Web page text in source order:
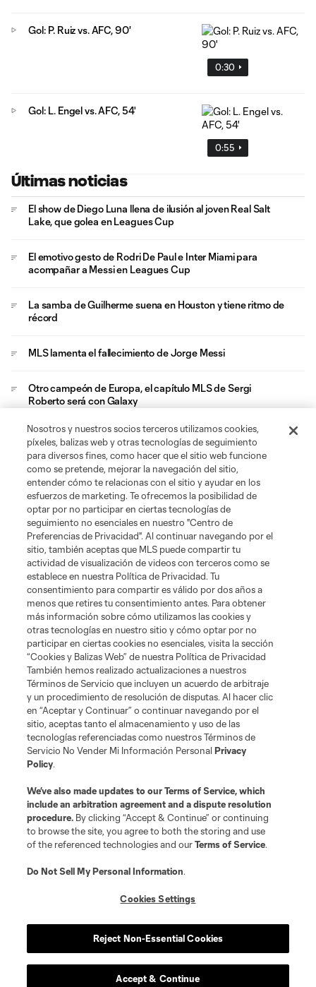
0:30
Gol: P. Ruiz vs. AFC, 90'
0:55
Gol: L. Engel vs. AFC, 54'
Últimas noticias
El show de Diego Luna llena de ilusión al joven Real Salt
Lake, que golea en Leagues Cup
El emotivo gesto de Rodri De Paul e Inter Miami para
acompañar a Messi en Leagues Cup
La samba de Guilherme suena en Houston y tiene ritmo de
récord
MLS lamenta el fallecimiento de Jorge Messi
Otro campeón de Europa, el capítulo MLS de Sergi
Roberto será con Galaxy
Ganar no basta y MLS aventaja a Liga MX en Leagues Cup
con goles
Acerca de MLS
Social
Tienda
Club Sites
Términos de servicio Política de privacidad
No vender mi información
Cookies Settings
©2026 MLS. El nombre y escudo de la Major League Soccer y MLS son
marcas registradas de League Soccer, L.L.C. (“MLS”). Los nombres y logos
de los equipos de la MLS están registrados y son marcas bajo ley común
desautorizado está prohibido.
Nosotros y nuestros socios terceros utilizamos cookies,
píxeles, balizas web y otras tecnologías de seguimiento
para diversos fines, como hacer que el sitio web funcione
como se pretende, mejorar la navegación del sitio,
entender cómo te relacionas con el sitio y ayudar en los
esfuerzos de marketing. Te ofrecemos la posibilidad de
optar por no participar en ciertas tecnologías de
seguimiento no esenciales en nuestro "Centro de
Preferencias de Privacidad". Al continuar navegando por el
sitio, también aceptas que MLS puede compartir tu
actividad de visualización de videos con terceros como se
establece en nuestra Política de Privacidad. Tu
consentimiento para compartir es válido por dos años a
menos que retires tu consentimiento antes. Para obtener
más información sobre cómo utilizamos las cookies y
otras tecnologías en nuestro sitio y cómo optar por no
participar en ciertas cookies no esenciales, visita la sección
“Cookies y Balizas Web” de nuestra Política de Privacidad
También hemos realizado actualizaciones a nuestros
Términos de Servicio que incluyen un acuerdo de arbitraje
y un procedimiento de resolución de disputas. Al hacer clic
en “Aceptar y Continuar” o continuar navegando por el
sitio, aceptas tanto el almacenamiento y uso de las
tecnologías referenciadas como nuestros Términos de
Servicio No Vender Mi Información PersonalPrivacy
Policy.
We’ve also made updates to ourTerms of Service, which
include an arbitration agreement and a dispute resolution
procedure. By clicking “Accept & Continue” or continuing
to browse the site, you agree to both the storing and use
of the referenced technologies and ourTerms of Service.
Do Not Sell My Personal Information.
Cookies Settings
Reject Non-Essential Cookies
Accept & Continue